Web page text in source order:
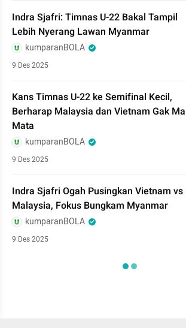
Indra Sjafri: Timnas U-22 Bakal Tampil
Lebih Nyerang Lawan Myanmar
kumparanBOLA
9 Des 2025
Kans Timnas U-22 ke Semifinal Kecil,
Berharap Malaysia dan Vietnam Gak
Mata
kumparanBOLA
9 Des 2025
Indra Sjafri Ogah Pusingkan Vietnam vs
Malaysia, Fokus Bungkam Myanmar
kumparanBOLA
9 Des 2025